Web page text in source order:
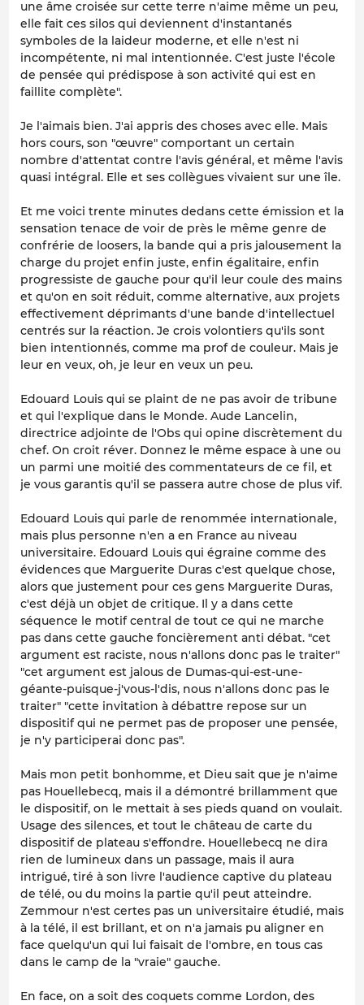
une âme croisée sur cette terre n'aime même un peu,
elle fait ces silos qui deviennent d'instantanés
symboles de la laideur moderne, et elle n'est ni
incompétente, ni mal intentionnée. C'est juste l'école
de pensée qui prédispose à son activité qui est en
faillite complète".
Je l'aimais bien. J'ai appris des choses avec elle. Mais
hors cours, son "œuvre" comportant un certain
nombre d'attentat contre l'avis général, et même l'avis
quasi intégral. Elle et ses collègues vivaient sur une île.
Et me voici trente minutes dedans cette émission et la
sensation tenace de voir de près le même genre de
confrérie de loosers, la bande qui a pris jalousement la
charge du projet enfin juste, enfin égalitaire, enfin
progressiste de gauche pour qu'il leur coule des mains
et qu'on en soit réduit, comme alternative, aux projets
effectivement déprimants d'une bande d'intellectuel
centrés sur la réaction. Je crois volontiers qu'ils sont
bien intentionnés, comme ma prof de couleur. Mais je
leur en veux, oh, je leur en veux un peu.
Edouard Louis qui se plaint de ne pas avoir de tribune
et qui l'explique dans le Monde. Aude Lancelin,
directrice adjointe de l'Obs qui opine discrètement du
chef. On croit réver. Donnez le même espace à une ou
un parmi une moitié des commentateurs de ce fil, et
je vous garantis qu'il se passera autre chose de plus vif.
Edouard Louis qui parle de renommée internationale,
mais plus personne n'en a en France au niveau
universitaire. Edouard Louis qui égraine comme des
évidences que Marguerite Duras c'est quelque chose,
alors que justement pour ces gens Marguerite Duras,
c'est déjà un objet de critique. Il y a dans cette
séquence le motif central de tout ce qui ne marche
pas dans cette gauche foncièrement anti débat. "cet
argument est raciste, nous n'allons donc pas le traiter"
"cet argument est jalous de Dumas-qui-est-une-
géante-puisque-j'vous-l'dis, nous n'allons donc pas le
traiter" "cette invitation à débattre repose sur un
dispositif qui ne permet pas de proposer une pensée,
je n'y participerai donc pas".
Mais mon petit bonhomme, et Dieu sait que je n'aime
pas Houellebecq, mais il a démontré brillamment que
le dispositif, on le mettait à ses pieds quand on voulait.
Usage des silences, et tout le château de carte du
dispositif de plateau s'effondre. Houellebecq ne dira
rien de lumineux dans un passage, mais il aura
intrigué, tiré à son livre l'audience captive du plateau
de télé, ou du moins la partie qu'il peut atteindre.
Zemmour n'est certes pas un universitaire étudié, mais
à la télé, il est brillant, et on n'a jamais pu aligner en
face quelqu'un qui lui faisait de l'ombre, en tous cas
dans le camp de la "vraie" gauche.
En face, on a soit des coquets comme Lordon, des